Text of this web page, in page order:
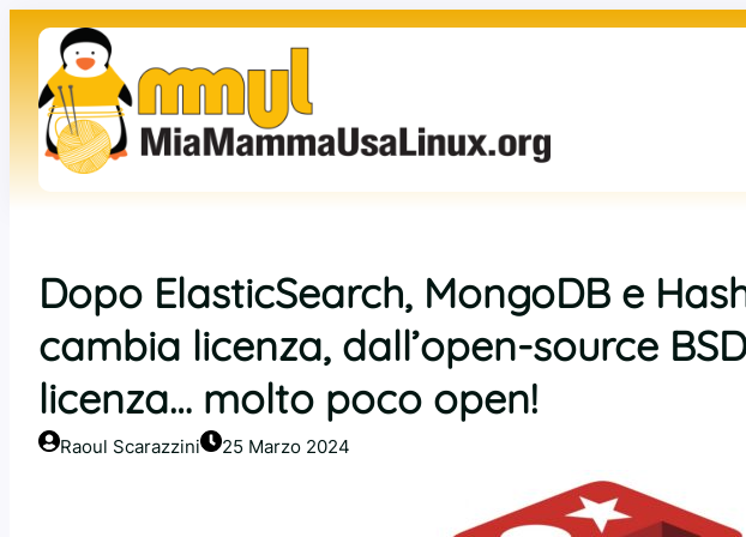
contenuto
Dopo ElasticSearch, MongoDB e
cambia licenza, dall’open-source
licenza… molto poco open!
Raoul Scarazzini 25 Marzo 2024